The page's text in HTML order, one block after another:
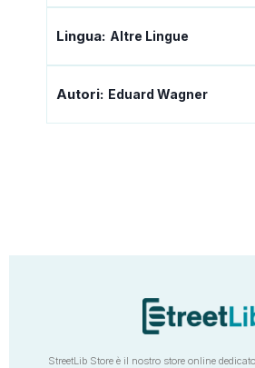
Lingua: Altre Lingue
Autori: Eduard Wagner
StreetLib Store è il nostro store online